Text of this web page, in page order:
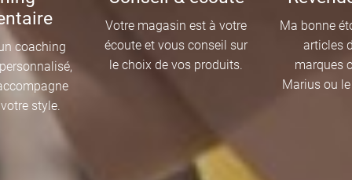
coaching
style.
Votre magasin est à votre
écoute et vous conseil sur
le choix de vos produits.
Ma bonne
articles
marques
Marius ou